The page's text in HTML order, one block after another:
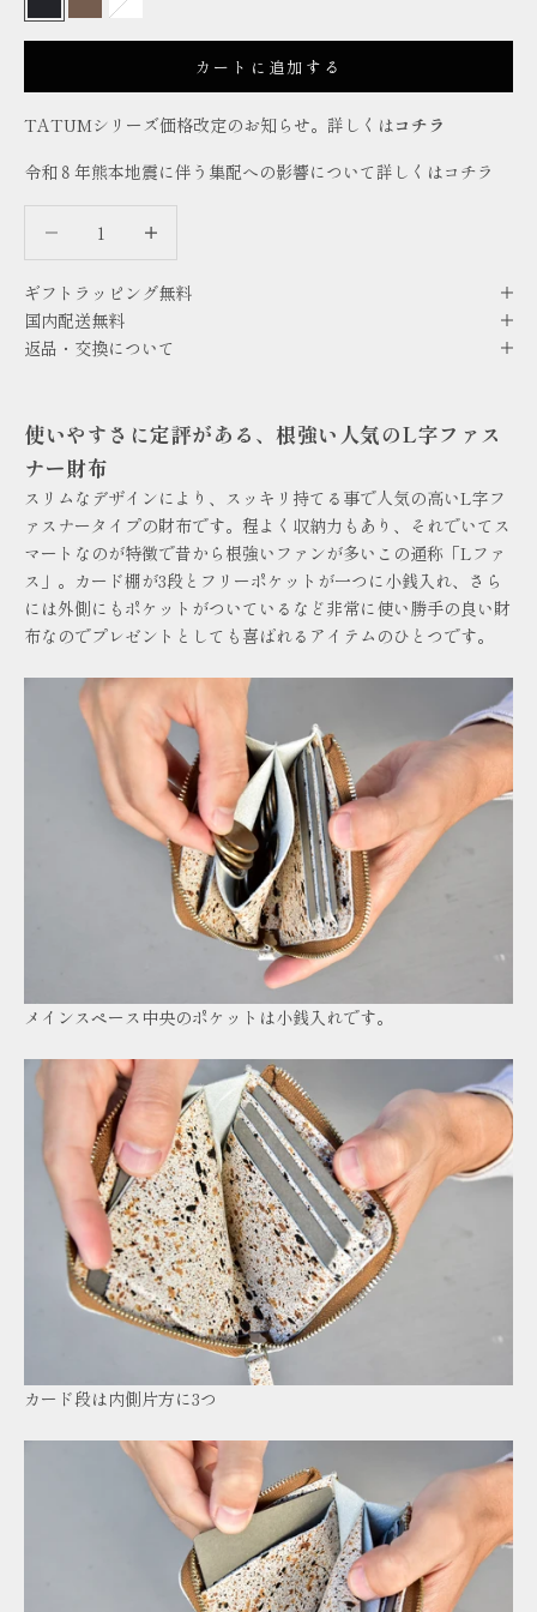
BLACKBROWN
カートに追加する
TATUMシリーズ価格改定のお知らせ。詳しくはコチラ
令和８年熊本地震に伴う集配への影響について詳しくはコチラ
ギフトラッピング無料
国内配送無料
返品・交換について
使いやすさに定評がある、根強い人気のL字ファス
ナー財布
スリムなデザインにより、スッキリ持てる事で人気の高いL字フ
ァスナータイプの財布です。程よく収納力もあり、それでいてス
マートなのが特徴で昔から根強いファンが多いこの通称「Lファ
ス」。カード棚が3段とフリーポケットが一つに小銭入れ、さら
には外側にもポケットがついているなど非常に使い勝手の良い財
布なのでプレゼントとしても喜ばれるアイテムのひとつです。
メインスペース中央のポケットは小銭入れです。
カード段は内側片方に3つ